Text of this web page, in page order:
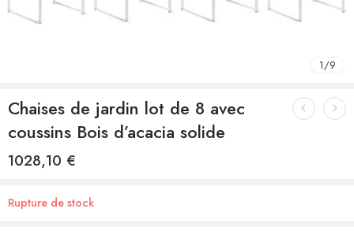
1/9
Chaises de jardin lot de 8 avec
coussins Bois d’acacia solide
1028,10 €
Rupture de stock